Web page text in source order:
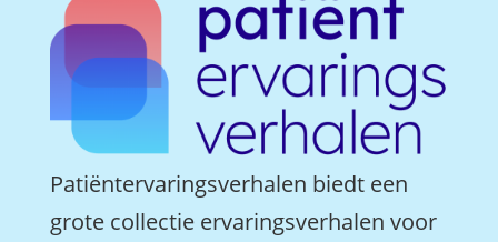
Patiëntervaringsverhalen biedt een
grote collectie ervaringsverhalen voor